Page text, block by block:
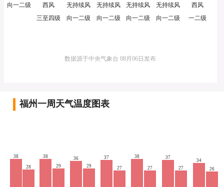
向一二级
西风
三至四级
无持续风
向一二级
无持续风
向一二级
无持续风
向一二级
无持续风
向一二级
西风
一二级
数据源于中央气象台 08月06日发布
福州一周天气温度图表
38
28
38
29
36
29
37
27
38
27
37
27
34
26